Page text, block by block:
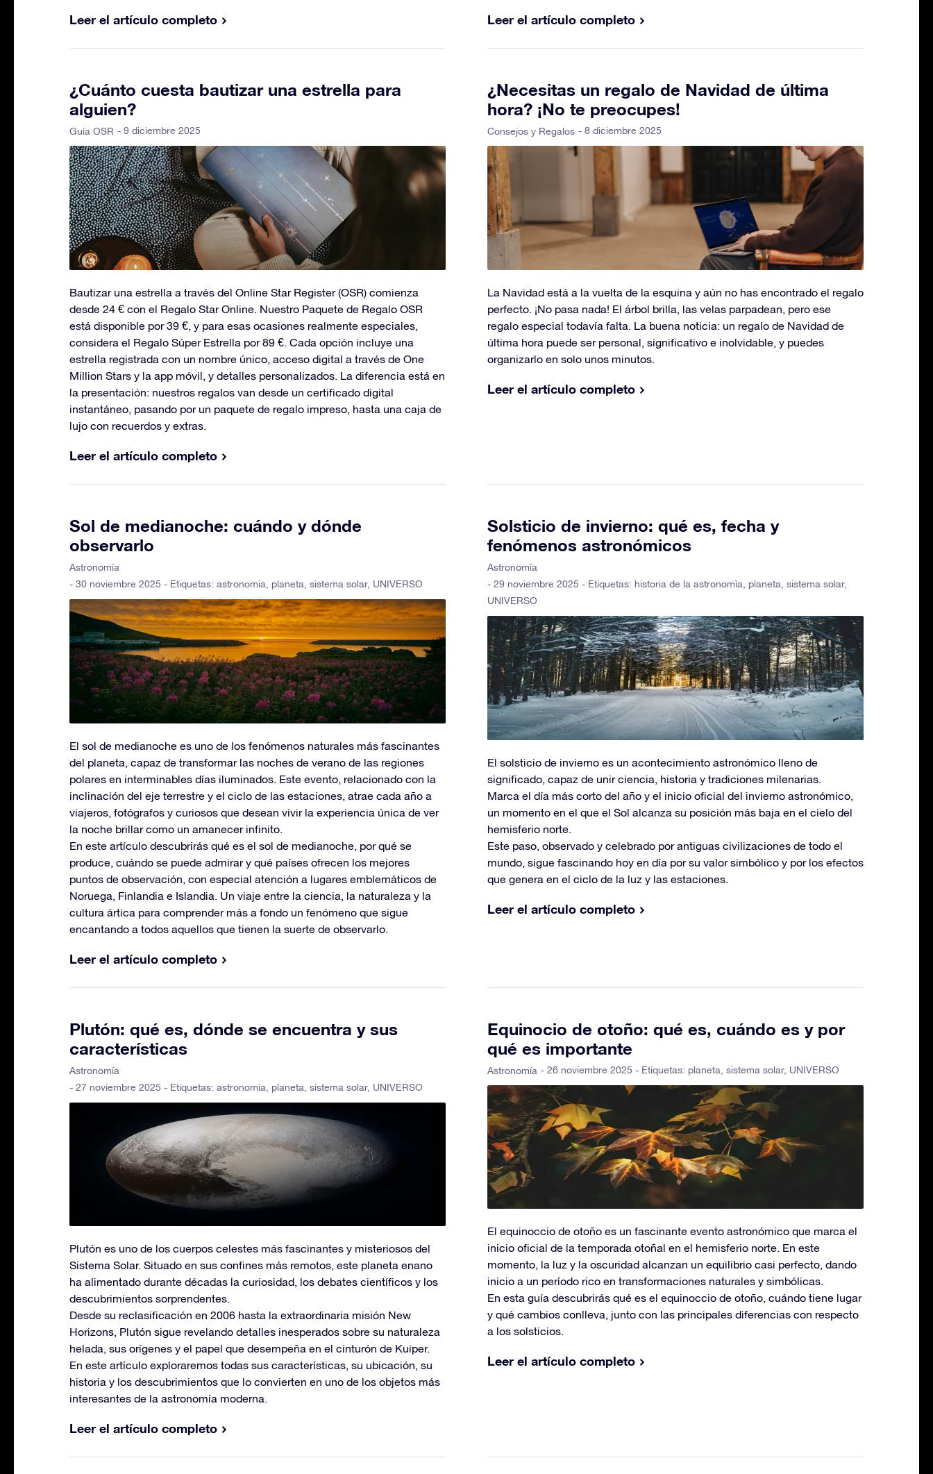
Leer el artículo completo Leer el artículo completo
¿Cuánto cuesta bautizar una estrella para
alguien?
Guía OSR - 9 diciembre 2025
Bautizar una estrella a través del Online Star Register (OSR) comienza
desde 24 € con el Regalo Star Online. Nuestro Paquete de Regalo OSR
está disponible por 39 €, y para esas ocasiones realmente especiales,
considera el Regalo Súper Estrella por 89 €. Cada opción incluye una
estrella registrada con un nombre único, acceso digital a través de One
Million Stars y la app móvil, y detalles personalizados. La diferencia está en
la presentación: nuestros regalos van desde un certificado digital
instantáneo, pasando por un paquete de regalo impreso, hasta una caja de
lujo con recuerdos y extras.
Leer el artículo completo
¿Necesitas un regalo de Navidad de última
hora? ¡No te preocupes!
Consejos y Regalos - 8 diciembre 2025
La Navidad está a la vuelta de la esquina y aún no has encontrado el regalo
perfecto. ¡No pasa nada! El árbol brilla, las velas parpadean, pero ese
regalo especial todavía falta. La buena noticia: un regalo de Navidad de
última hora puede ser personal, significativo e inolvidable, y puedes
organizarlo en solo unos minutos.
Leer el artículo completo
Sol de medianoche: cuándo y dónde
observarlo
Astronomía
- 30 noviembre 2025 - Etiquetas: astronomia planeta sistema solar, UNIVERSO
El sol de medianoche es uno de los fenómenos naturales más fascinantes
del planeta, capaz de transformar las noches de verano de las regiones
polares en interminables días iluminados. Este evento, relacionado con la
inclinación del eje terrestre y el ciclo de las estaciones, atrae cada año a
viajeros, fotógrafos y curiosos que desean vivir la experiencia única de ver
la noche brillar como un amanecer infinito.
En este artículo descubrirás qué es el sol de medianoche, por qué se
produce, cuándo se puede admirar y qué países ofrecen los mejores
puntos de observación, con especial atención a lugares emblemáticos de
Noruega, Finlandia e Islandia. Un viaje entre la ciencia, la naturaleza y la
cultura ártica para comprender más a fondo un fenómeno que sigue
encantando a todos aquellos que tienen la suerte de observarlo.
Leer el artículo completo
Solsticio de invierno: qué es, fecha y
fenómenos astronómicos
Astronomía
- 29 noviembre 2025 - Etiquetas: historia de la astronomìa planeta sistema solar,
UNIVERSO
El solsticio de invierno es un acontecimiento astronómico lleno de
significado, capaz de unir ciencia, historia y tradiciones milenarias.
Marca el día más corto del año y el inicio oficial del invierno astronómico,
un momento en el que el Sol alcanza su posición más baja en el cielo del
hemisferio norte.
Este paso, observado y celebrado por antiguas civilizaciones de todo el
mundo, sigue fascinando hoy en día por su valor simbólico y por los efectos
que genera en el ciclo de la luz y las estaciones.
Leer el artículo completo
Plutón: qué es, dónde se encuentra y sus
características
Astronomía
- 27 noviembre 2025 - Etiquetas: astronomia planeta sistema solar, UNIVERSO
Plutón es uno de los cuerpos celestes más fascinantes y misteriosos del
Sistema Solar. Situado en sus confines más remotos, este planeta enano
ha alimentado durante décadas la curiosidad, los debates científicos y los
descubrimientos sorprendentes.
Desde su reclasificación en 2006 hasta la extraordinaria misión New
Horizons, Plutón sigue revelando detalles inesperados sobre su naturaleza
helada, sus orígenes y el papel que desempeña en el cinturón de Kuiper.
En este artículo exploraremos todas sus características, su ubicación, su
historia y los descubrimientos que lo convierten en uno de los objetos más
interesantes de la astronomía moderna.
Leer el artículo completo
Equinocio de otoño: qué es, cuándo es y por
qué es importante
Astronomía - 26 noviembre 2025 - Etiquetas: planeta sistema solar, UNIVERSO
El equinoccio de otoño es un fascinante evento astronómico que marca el
inicio oficial de la temporada otoñal en el hemisferio norte. En este
momento, la luz y la oscuridad alcanzan un equilibrio casi perfecto, dando
inicio a un período rico en transformaciones naturales y simbólicas.
En esta guía descubrirás qué es el equinoccio de otoño, cuándo tiene lugar
y qué cambios conlleva, junto con las principales diferencias con respecto
a los solsticios.
Leer el artículo completo